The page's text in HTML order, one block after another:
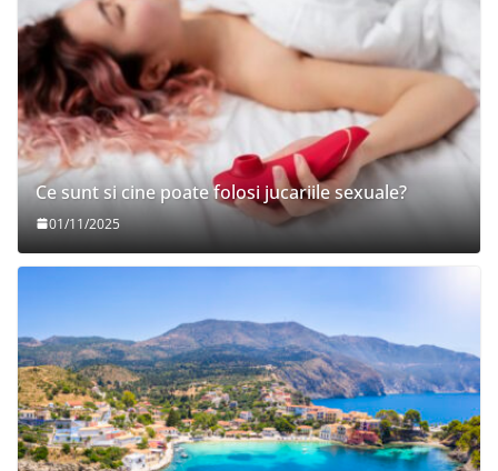
Ce sunt si cine poate folosi jucariile sexuale?
01/11/2025